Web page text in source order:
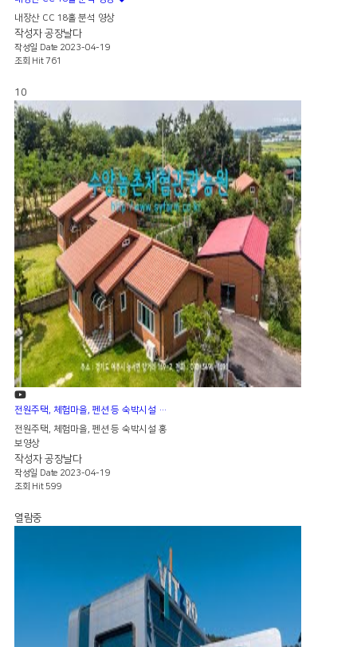
내장산 CC 18홀 분석 영상
작성자 공장날다
작성일 Date 2023-04-19
조회 Hit 761
10
전원주택, 체험마을, 펜션 등 숙박시설 홍보영상
전원주택, 체험마을, 펜션 등 숙박시설 홍
보영상
작성자 공장날다
작성일 Date 2023-04-19
조회 Hit 599
열람중